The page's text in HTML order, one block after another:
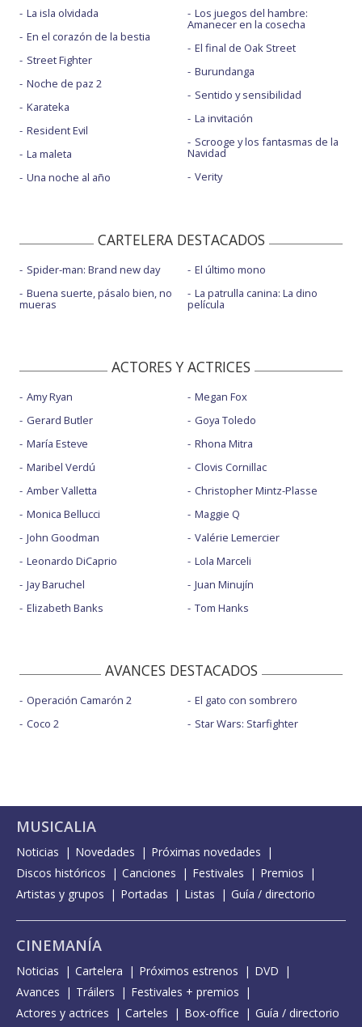
La isla olvidada
En el corazón de la bestia
Street Fighter
Noche de paz 2
Karateka
Resident Evil
La maleta
Una noche al año
Los juegos del hambre:
Amanecer en la cosecha
El final de Oak Street
Burundanga
Sentido y sensibilidad
La invitación
Scrooge y los fantasmas de la
Navidad
Verity
CARTELERA DESTACADOS
Spider-man: Brand new day
Buena suerte, pásalo bien, no
mueras
El último mono
La patrulla canina: La dino
película
ACTORES Y ACTRICES
Amy Ryan
Gerard Butler
María Esteve
Maribel Verdú
Amber Valletta
Monica Bellucci
John Goodman
Leonardo DiCaprio
Jay Baruchel
Elizabeth Banks
Megan Fox
Goya Toledo
Rhona Mitra
Clovis Cornillac
Christopher Mintz-Plasse
Maggie Q
Valérie Lemercier
Lola Marceli
Juan Minujín
Tom Hanks
AVANCES DESTACADOS
Operación Camarón 2
Coco 2
El gato con sombrero
Star Wars: Starfighter
MUSICALIA
Noticias Novedades
Próximas novedades
Discos históricos
Canciones Festivales
Premios
Artistas y grupos
Portadas Listas Guía / directorio
CINEMANÍA
Noticias Cartelera Próximos estrenos
DVD
Avances
Tráilers
Festivales + premios
Actores y actrices
Carteles Box-office Guía / directorio